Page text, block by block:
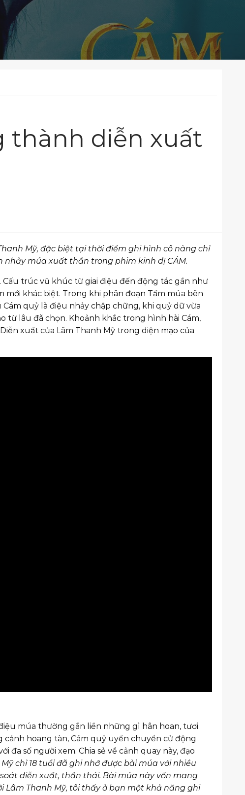
thành diễn xuất
Mỹ, đặc biệt tại thời điểm ghi hình cô nàng chỉ
nhảy múa xuất thần trong phim kinh dị CÁM.
Cấu trúc vũ khúc từ giai điệu đến động tác gần như
khác biệt. Trong khi phân đoạn Tấm múa bên
quỷ là điệu nhảy chập chững, khi quỷ dữ vừa
từ lâu đã chọn. Khoảnh khắc trong hình hài Cám,
xuất của Lâm Thanh Mỹ trong diện mạo của
múa thường gắn liền những gì hân hoan, tươi
hoang tàn, Cám quỷ uyển chuyển cử động
số người xem. Chia sẻ về cảnh quay này, đạo
chỉ 18 tuổi đã ghi nhớ được bài múa với nhiều
diễn xuất, thần thái. Bài múa này vốn mang
Thanh Mỹ, tôi thấy ở bạn một khả năng ghi